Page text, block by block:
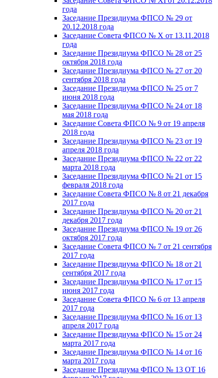
года
Заседание Президиума ФПСО № 29 от
20.12.2018 года
Заседание Совета ФПСО № X от 13.11.2018
года
Заседание Президиума ФПСО № 28 от 25
октября 2018 года
Заседание Президиума ФПСО № 27 от 20
сентября 2018 года
Заседание Президиума ФПСО № 25 от 7
июня 2018 года
Заседание Президиума ФПСО № 24 от 18
мая 2018 года
Заседание Совета ФПСО № 9 от 19 апреля
2018 года
Заседание Президиума ФПСО № 23 от 19
апреля 2018 года
Заседание Президиума ФПСО № 22 от 22
марта 2018 года
Заседание Президиума ФПСО № 21 от 15
февраля 2018 года
Заседание Совета ФПСО № 8 от 21 декабря
2017 года
Заседание Президиума ФПСО № 20 от 21
декабря 2017 года
Заседание Президиума ФПСО № 19 от 26
октября 2017 года
Заседание Совета ФПСО № 7 от 21 сентября
2017 года
Заседание Президиума ФПСО № 18 от 21
сентября 2017 года
Заседание Президиума ФПСО № 17 от 15
июня 2017 года
Заседание Совета ФПСО № 6 от 13 апреля
2017 года
Заседание Президиума ФПСО № 16 от 13
апреля 2017 года
Заседание Президиума ФПСО № 15 от 24
марта 2017 года
Заседание Президиума ФПСО № 14 от 16
марта 2017 года
Заседание Президиума ФПСО № 13 ОТ 16